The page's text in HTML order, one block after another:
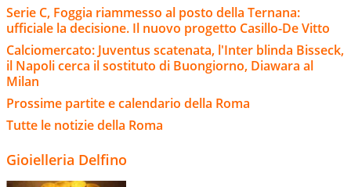
Serie C, Foggia riammesso al posto della Ternana:
ufficiale la decisione. Il nuovo progetto Casillo-De Vitto
Calciomercato: Juventus scatenata, l'Inter blinda Bisseck,
il Napoli cerca il sostituto di Buongiorno, Diawara al
Milan
Prossime partite e calendario della Roma
Tutte le notizie della Roma
Gioielleria Delfino